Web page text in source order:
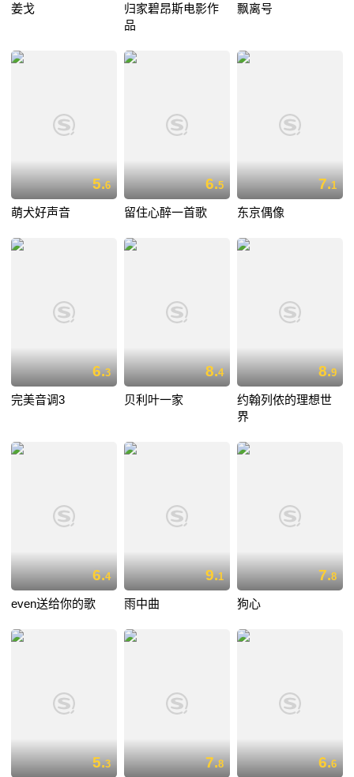
姜戈
归家碧昂斯电影作
品
飘离号
5.6
萌犬好声音
6.5
留住心醉一首歌
7.1
东京偶像
6.3
完美音调3
8.4
贝利叶一家
8.9
约翰列侬的理想世
界
6.4
even送给你的歌
9.1
雨中曲
7.8
狗心
5.3 7.8 6.6